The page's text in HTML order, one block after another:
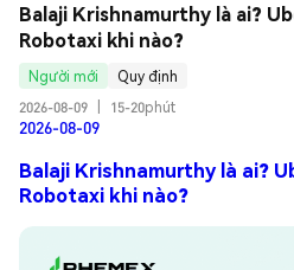
Balaji Krishnamurthy là ai?
Robotaxi khi nào?
Người mới
Quy định
2026-08-09
15-20phút
2026-08-09
Balaji Krishnamurthy là ai?
Robotaxi khi nào?